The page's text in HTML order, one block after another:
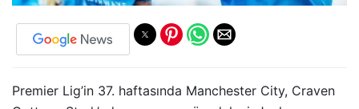
Premier Lig’in 37. haftasında Manchester City, Craven